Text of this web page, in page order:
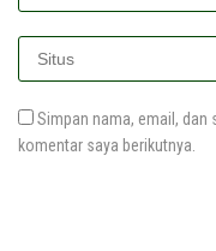
Simpan nama, email, dan
komentar saya berikutnya.